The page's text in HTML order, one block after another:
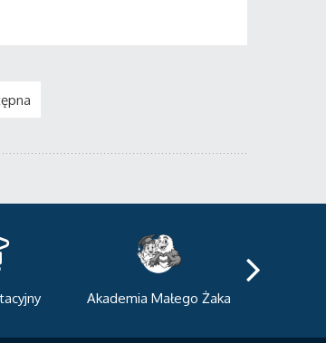
Żaka
Centrum Sportowo-